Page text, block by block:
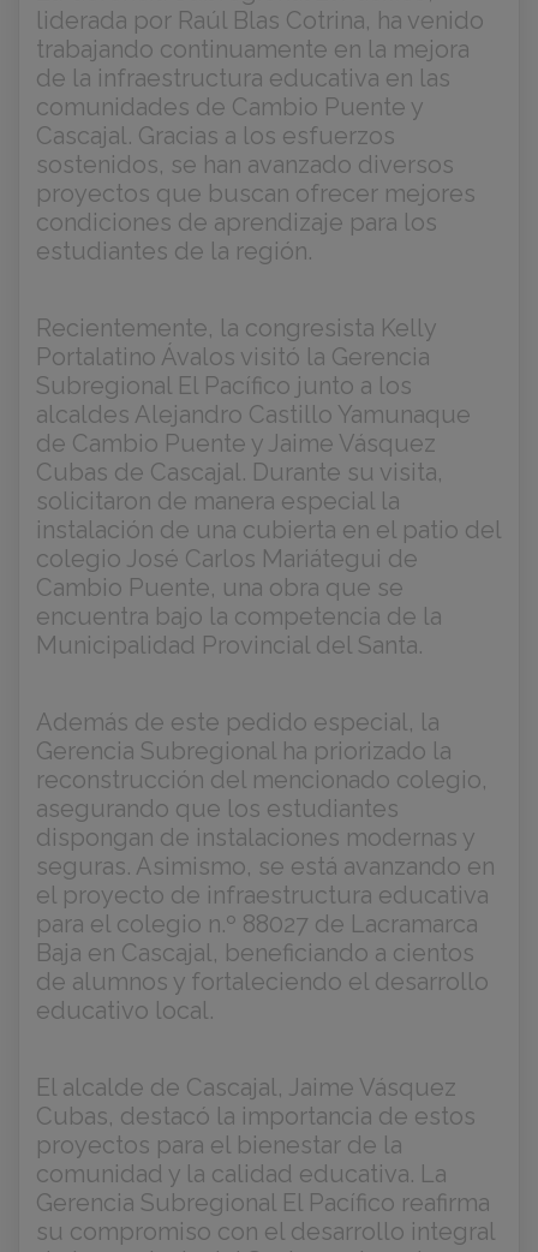
liderada por Raúl Blas Cotrina, ha venido
trabajando continuamente en la mejora
de la infraestructura educativa en las
comunidades de Cambio Puente y
Cascajal. Gracias a los esfuerzos
sostenidos, se han avanzado diversos
proyectos que buscan ofrecer mejores
condiciones de aprendizaje para los
estudiantes de la región.
Recientemente, la congresista Kelly
Portalatino Ávalos visitó la Gerencia
Subregional El Pacífico junto a los
alcaldes Alejandro Castillo Yamunaque
de Cambio Puente y Jaime Vásquez
Cubas de Cascajal. Durante su visita,
solicitaron de manera especial la
instalación de una cubierta en el patio del
colegio José Carlos Mariátegui de
Cambio Puente, una obra que se
encuentra bajo la competencia de la
Municipalidad Provincial del Santa.
Además de este pedido especial, la
Gerencia Subregional ha priorizado la
reconstrucción del mencionado colegio,
asegurando que los estudiantes
dispongan de instalaciones modernas y
seguras. Asimismo, se está avanzando en
el proyecto de infraestructura educativa
para el colegio n.º 88027 de Lacramarca
Baja en Cascajal, beneficiando a cientos
de alumnos y fortaleciendo el desarrollo
educativo local.
El alcalde de Cascajal, Jaime Vásquez
Cubas, destacó la importancia de estos
proyectos para el bienestar de la
comunidad y la calidad educativa. La
Gerencia Subregional El Pacífico reafirma
su compromiso con el desarrollo integral